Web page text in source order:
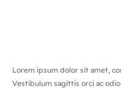
Lorem ipsum dolor sit amet,
Vestibulum sagittis orci ac